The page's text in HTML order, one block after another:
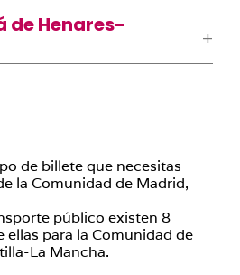
de Henares-
de billete que necesitas
la Comunidad de Madrid,
público existen 8
ellas para la Comunidad de
La Mancha.